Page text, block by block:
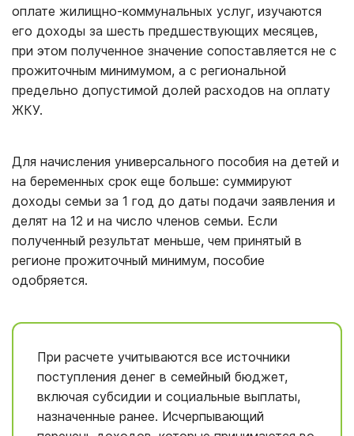
оплате жилищно-коммунальных услуг, изучаются
его доходы за шесть предшествующих месяцев,
при этом полученное значение сопоставляется не с
прожиточным минимумом, а с региональной
предельно допустимой долей расходов на оплату
ЖКУ.
Для начисления универсального пособия на детей и
на беременных срок еще больше: суммируют
доходы семьи за 1 год до даты подачи заявления и
делят на 12 и на число членов семьи. Если
полученный результат меньше, чем принятый в
регионе прожиточный минимум, пособие
одобряется.
При расчете учитываются все источники
поступления денег в семейный бюджет,
включая субсидии и социальные выплаты,
назначенные ранее. Исчерпывающий